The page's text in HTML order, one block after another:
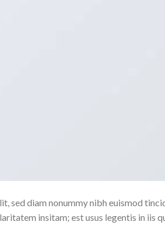
sed diam nonummy nibh euismod
insitam; est usus legentis in iis